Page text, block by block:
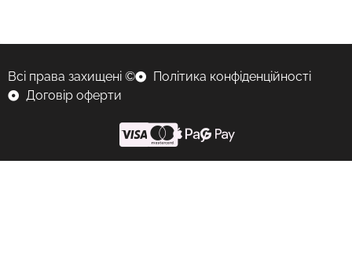
Всі права захищені ©
Політика конфіденційності
Договір оферти